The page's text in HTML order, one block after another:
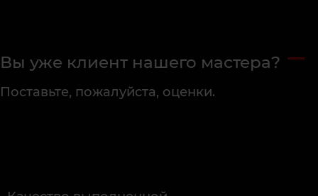
Вы уже клиент нашего мастера?
Поставьте, пожалуйста, оценки.